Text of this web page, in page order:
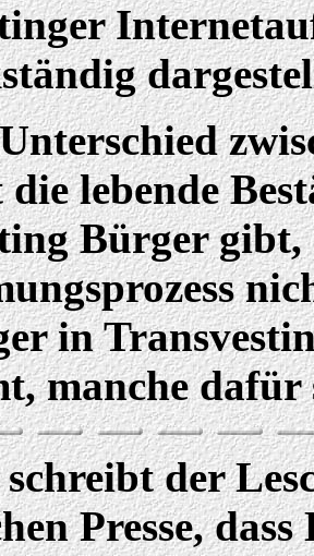
lebende
Bürger gibt,
in
manche dafür
der
Presse,